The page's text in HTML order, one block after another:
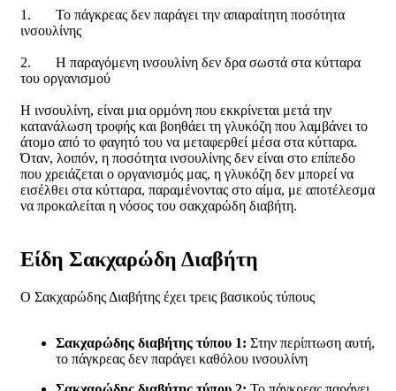
1. Το πάγκρεας δεν παράγει την απαραίτητη ποσότητα
ινσουλίνης
2. Η παραγόμενη ινσουλίνη δεν δρα σωστά στα κύτταρα
του οργανισμού
Η ινσουλίνη, είναι μια ορμόνη που εκκρίνεται μετά την
κατανάλωση τροφής και βοηθάει τη γλυκόζη που λαμβάνει το
άτομο από το φαγητό του να μεταφερθεί μέσα στα κύτταρα.
Όταν, λοιπόν, η ποσότητα ινσουλίνης δεν είναι στο επίπεδο
που χρειάζεται ο οργανισμός μας, η γλυκόζη δεν μπορεί να
εισέλθει στα κύτταρα, παραμένοντας στο αίμα, με αποτέλεσμα
να προκαλείται η νόσος του σακχαρώδη διαβήτη.
Είδη Σακχαρώδη Διαβήτη
Ο Σακχαρώδης Διαβήτης έχει τρεις βασικούς τύπους
Σακχαρώδης διαβήτης τύπου 1: Στην περίπτωση αυτή,
το πάγκρεας δεν παράγει καθόλου ινσουλίνη